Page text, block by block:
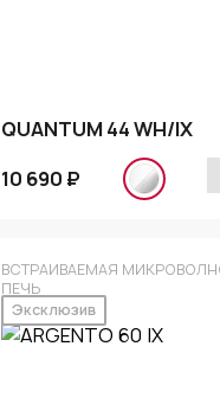
QUANTUM 44 WH/IX
10 690 ₽
ВСТРАИВАЕМАЯ
ПЕЧЬ
Эксклюзив